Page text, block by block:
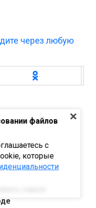
через любую
самое
файлов
с
которые